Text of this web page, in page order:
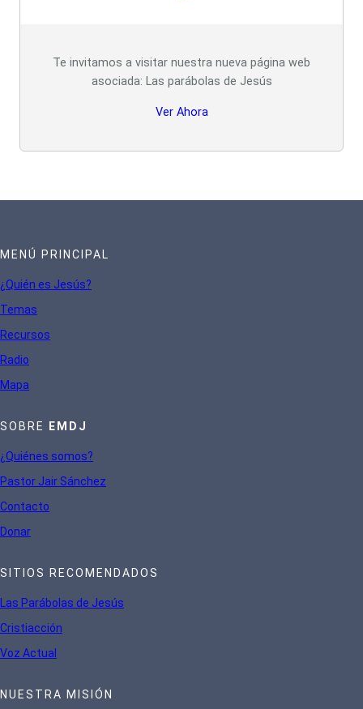
Te invitamos a visitar nuestra nueva página web
asociada: Las parábolas de Jesús
Ver Ahora
MENÚ PRINCIPAL
¿Quién es Jesús?
Temas
Recursos
Radio
Mapa
SOBRE EMDJ
¿Quiénes somos?
Pastor Jair Sánchez
Contacto
Donar
SITIOS RECOMENDADOS
Las Parábolas de Jesús
Cristiacción
Voz Actual
NUESTRA MISIÓN